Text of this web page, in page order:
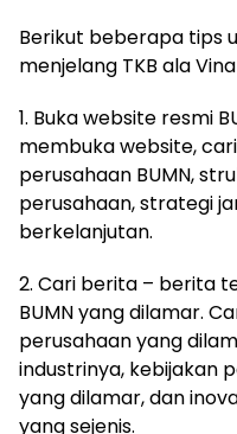
Berikut beberapa tips
menjelang TKB ala
1. Buka website resmi
membuka website,
perusahaan BUMN,
perusahaan, strategi
berkelanjutan.
2. Cari berita – berita
BUMN yang dilamar.
perusahaan yang
industrinya, kebijakan
yang dilamar, dan
yang sejenis.